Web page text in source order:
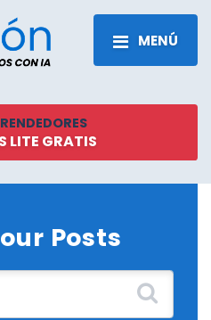
MENÚ
LITE GRATIS
Posts